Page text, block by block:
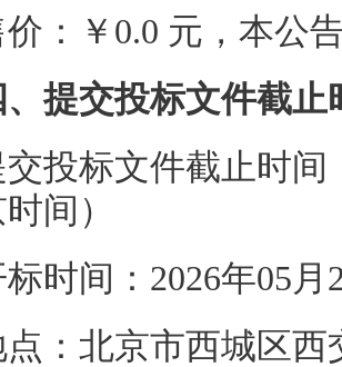
：￥0.0 元，本公
、提交投标文件截
投标文件截止时间
间）
标时间：2026年05
点：北京市西城区西